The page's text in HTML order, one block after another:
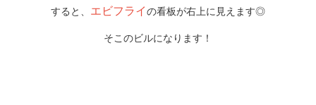
すると、 エビフライ の看板が右上に見えます◎
そこのビルになります！